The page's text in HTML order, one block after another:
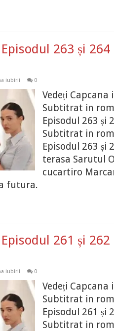
263 și
iubirii 0
Vedeți
Subtitrat in
Episodul 263 și
Subtitrat in
Episodul 263 și
terasa Sarutul
cucartiro
futura.
261 și
iubirii 0
Vedeți
Subtitrat in
Episodul 261 și
Subtitrat in